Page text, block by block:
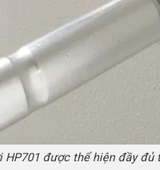
HP701 được thể hiện đầy